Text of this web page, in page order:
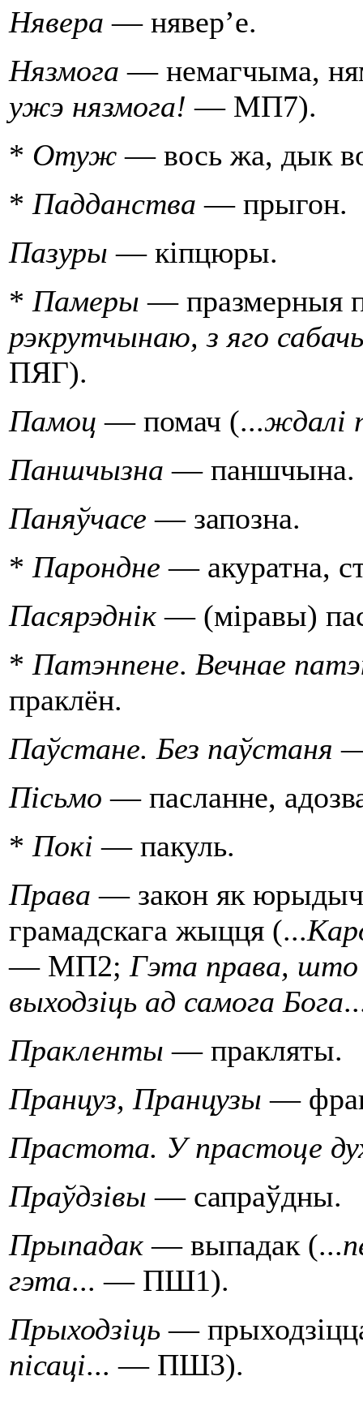
Нявера — нявер’е.
Нязмога — немагчыма,
ужэ нязмога!— МП7).
* Отуж— вось жа, дык
* Падданства — прыгон.
Пазуры — кiпцюры.
* Памеры — празмерныя
рэкрутчынаю, з яго
ПЯГ).
Памоц — помач (...ждалі
Паншчызна — паншчына.
Паняўчасе — запозна.
* Парондне — акуратна,
Пасярэднiк— (мiравы)
* Патэнпене. Вечнае
праклён.
Паўстане. Без паўстаня—
Пiсьмо — пасланне,
* Покі — пакуль.
Права — закон як
грамадскага жыцця (...
— МП2; Гэта права,
выходзiць ад самога Бога
Пракленты — пракляты.
Пранцуз, Пранцузы—
Прастота. У прастоце
Праўдзiвы — сапраўдны.
Прыпадак — выпадак (...
гэ­та... — ПШ1).
Прыходзiць —
пiсацi... — ПШ3).